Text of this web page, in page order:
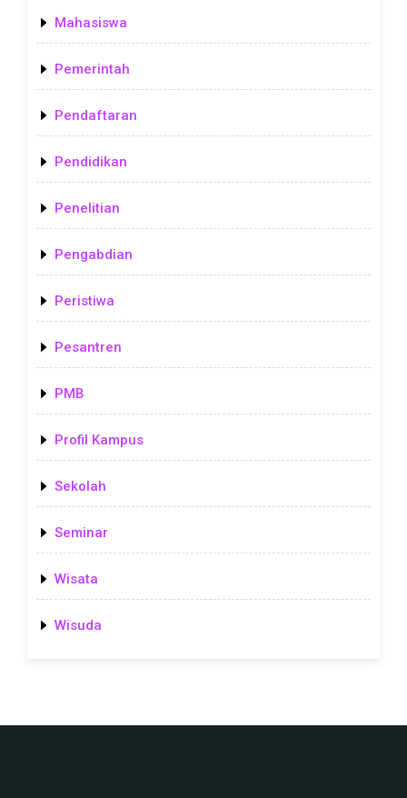
Mahasiswa
Pemerintah
Pendaftaran
Pendidikan
Penelitian
Pengabdian
Peristiwa
Pesantren
PMB
Profil Kampus
Sekolah
Seminar
Wisata
Wisuda